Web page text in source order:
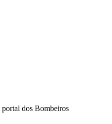
portal dos Bombeiros